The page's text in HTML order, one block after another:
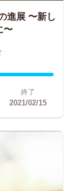
進展 〜新し
〜
終了
2021/02/15